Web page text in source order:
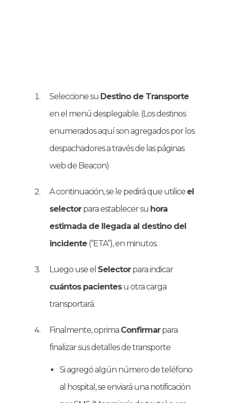
Seleccione su Destino de Transporte
en el menú desplegable. (Los destinos
enumerados aquí son agregados por los
despachadores a través de las páginas
web de Beacon)
A continuación, se le pedirá que utilice el
selectorpara establecer su hora
estimada de llegada al destino del
incidente (“ETA”), en minutos.
Luego use el Selectorpara indicar
cuántos pacientesu otra carga
transportará.
Finalmente, oprima Confirmarpara
finalizar sus detalles de transporte
Si agregó algún número de teléfono
al hospital, se enviará una notificación